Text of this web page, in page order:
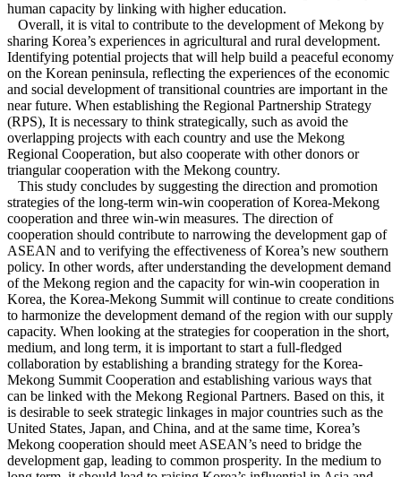
human capacity by linking with higher education.
Overall, it is vital to contribute to the development of Mekong by
sharing Korea’s experiences in agricultural and rural development.
Identifying potential projects that will help build a peaceful economy
on the Korean peninsula, reflecting the experiences of the economic
and social development of transitional countries are important in the
near future. When establishing the Regional Partnership Strategy
(RPS), It is necessary to think strategically, such as avoid the
overlapping projects with each country and use the Mekong
Regional Cooperation, but also cooperate with other donors or
triangular cooperation with the Mekong country.
This study concludes by suggesting the direction and promotion
strategies of the long-term win-win cooperation of Korea-Mekong
cooperation and three win-win measures. The direction of
cooperation should contribute to narrowing the development gap of
ASEAN and to verifying the effectiveness of Korea’s new southern
policy. In other words, after understanding the development demand
of the Mekong region and the capacity for win-win cooperation in
Korea, the Korea-Mekong Summit will continue to create conditions
to harmonize the development demand of the region with our supply
capacity. When looking at the strategies for cooperation in the short,
medium, and long term, it is important to start a full-fledged
collaboration by establishing a branding strategy for the Korea-
Mekong Summit Cooperation and establishing various ways that
can be linked with the Mekong Regional Partners. Based on this, it
is desirable to seek strategic linkages in major countries such as the
United States, Japan, and China, and at the same time, Korea’s
Mekong cooperation should meet ASEAN’s need to bridge the
development gap, leading to common prosperity. In the medium to